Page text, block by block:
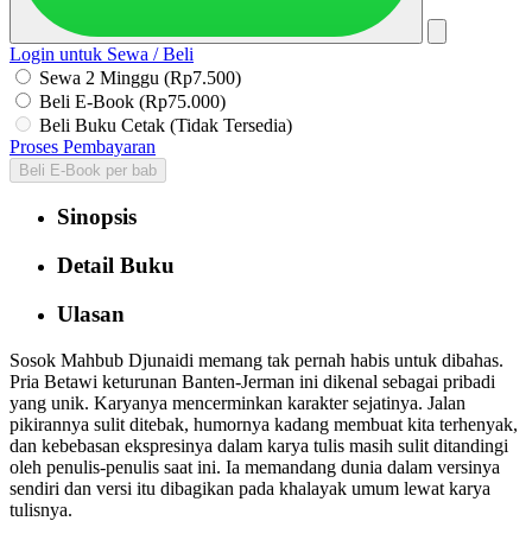
Login untuk Sewa / Beli
Sewa 2 Minggu (Rp7.500)
Beli E-Book (Rp75.000)
Beli Buku Cetak (Tidak Tersedia)
Proses Pembayaran
Beli E-Book per bab
Sinopsis
Detail Buku
Ulasan
Sosok Mahbub Djunaidi memang tak pernah habis untuk dibahas.
Pria Betawi keturunan Banten-Jerman ini dikenal sebagai pribadi
yang unik. Karyanya mencerminkan karakter sejatinya. Jalan
pikirannya sulit ditebak, humornya kadang membuat kita terhenyak,
dan kebebasan ekspresinya dalam karya tulis masih sulit ditandingi
oleh penulis-penulis saat ini. Ia memandang dunia dalam versinya
sendiri dan versi itu dibagikan pada khalayak umum lewat karya
tulisnya.